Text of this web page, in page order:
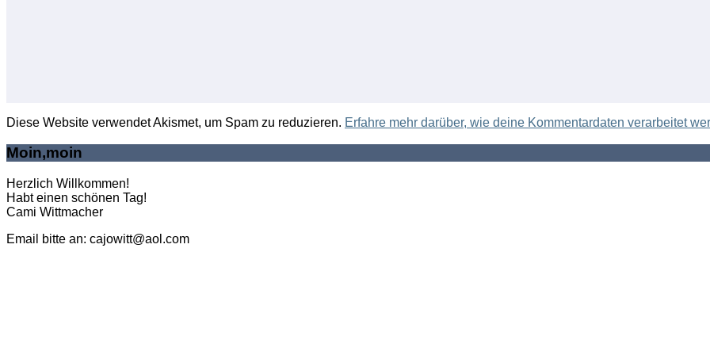
Diese Website verwendet Akismet, um Spam zu reduzieren. Erfahre mehr darüber, wie deine Kommentardaten verarbeitet
Moin,moin
Herzlich Willkommen!
Habt einen schönen Tag!
Cami Wittmacher
Email bitte an: cajowitt@aol.com